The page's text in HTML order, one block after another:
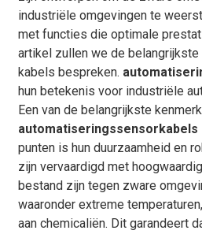
industriële omgevingen te
met functies die optimale
artikel zullen we de belangrijkste
kabels bespreken.
hun betekenis voor industriële
Een van de belangrijkste
automatiseringssensorkabels
punten is hun duurzaamheid en
zijn vervaardigd met
bestand zijn tegen zware
waaronder extreme
aan chemicaliën. Dit garandeert